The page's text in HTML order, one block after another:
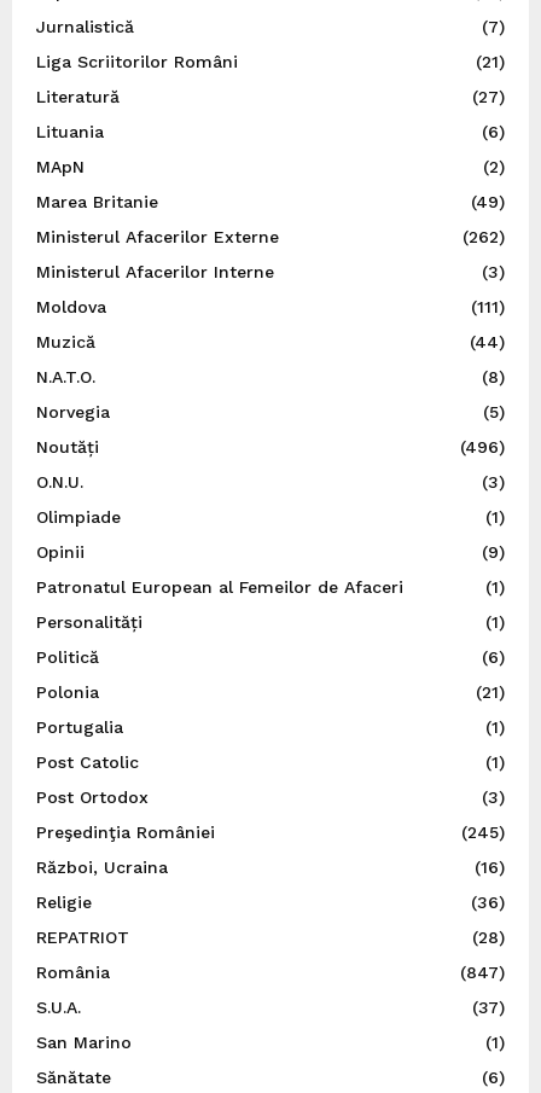
Jurnalistică
(7)
Liga Scriitorilor Români
(21)
Literatură
(27)
Lituania
(6)
MApN
(2)
Marea Britanie
(49)
Ministerul Afacerilor Externe
(262)
Ministerul Afacerilor Interne
(3)
Moldova
(111)
Muzică
(44)
N.A.T.O.
(8)
Norvegia
(5)
Noutăți
(496)
O.N.U.
(3)
Olimpiade
(1)
Opinii
(9)
Patronatul European al Femeilor de Afaceri
(1)
Personalități
(1)
Politică
(6)
Polonia
(21)
Portugalia
(1)
Post Catolic
(1)
Post Ortodox
(3)
Preşedinţia României
(245)
Război, Ucraina
(16)
Religie
(36)
REPATRIOT
(28)
România
(847)
S.U.A.
(37)
San Marino
(1)
Sănătate
(6)